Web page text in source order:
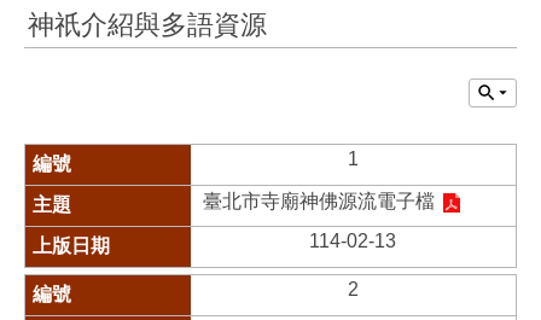
神祇介紹與多語資源
1
臺北市寺廟神佛源流電子檔
114-02-13
2